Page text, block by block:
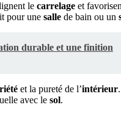
le carrelage et
pour une salle de bain ou un
durable et une finition
et la pureté de l’intérieur
avec le sol.